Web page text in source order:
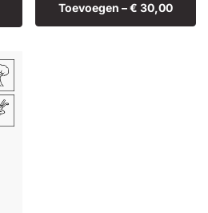
Toevoegen –€ 30,00